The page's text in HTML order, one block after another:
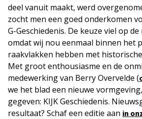
deel vanuit maakt, werd
zocht men een goed onderkomen
G-Geschiedenis. De keuze viel op de
omdat wij nou eenmaal binnen het
raakvlakken hebben met
Met groot enthousiasme en de
medewerking van Berry Overvelde (
we het blad een nieuwe
gegeven: KIJK Geschiedenis.
resultaat? Schaf een editie aan in